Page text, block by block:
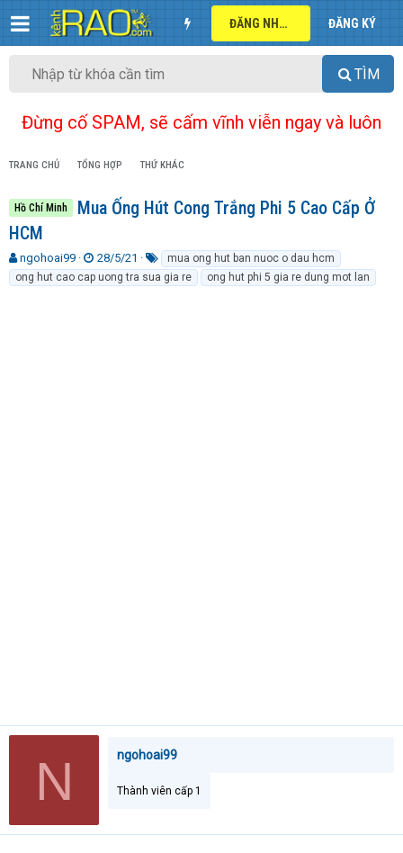
ĐĂNG NHẬP ĐĂNG KÝ
TÌM
Đừng cố SPAM, sẽ cấm vĩnh viễn ngay và luôn
TRANG CHỦ TỔNG HỢP THỨ KHÁC
Hồ Chí Minh
Mua Ống Hút Cong Trắng Phi 5 Cao Cấp Ở
HCM
T
h
r
ngohoai99
N
g
à
28/5/21
ừ
k
mua ong hut ban nuoc o dau hcm
ong hut cao cap uong tra sua gia re
ong hut phi 5 gia re dung mot lan
N ngohoai99
Thành viên cấp 1